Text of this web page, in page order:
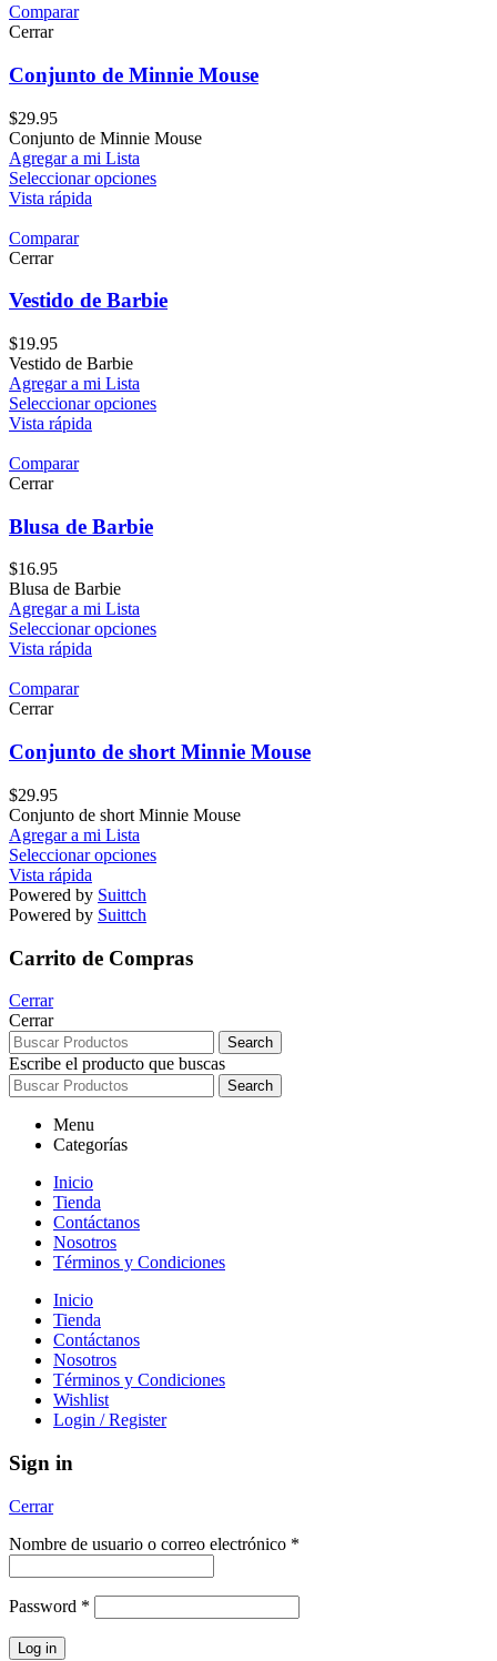
Comparar
Cerrar
Conjunto de Minnie Mouse
$29.95
Conjunto de Minnie Mouse
Agregar a mi Lista
Seleccionar opciones
Vista rápida
Comparar
Cerrar
Vestido de Barbie
$19.95
Vestido de Barbie
Agregar a mi Lista
Seleccionar opciones
Vista rápida
Comparar
Cerrar
Blusa de Barbie
$16.95
Blusa de Barbie
Agregar a mi Lista
Seleccionar opciones
Vista rápida
Comparar
Cerrar
Conjunto de short Minnie Mouse
$29.95
Conjunto de short Minnie Mouse
Agregar a mi Lista
Seleccionar opciones
Vista rápida
Powered by Suittch
Powered by Suittch
Carrito de Compras
Cerrar
Cerrar
Search
Escribe el producto que buscas
Search
Menu
Categorías
Inicio
Tienda
Contáctanos
Nosotros
Términos y Condiciones
Inicio
Tienda
Contáctanos
Nosotros
Términos y Condiciones
Wishlist
Login / Register
Sign in
Cerrar
Nombre de usuario o correo electrónico *
Password *
Log in